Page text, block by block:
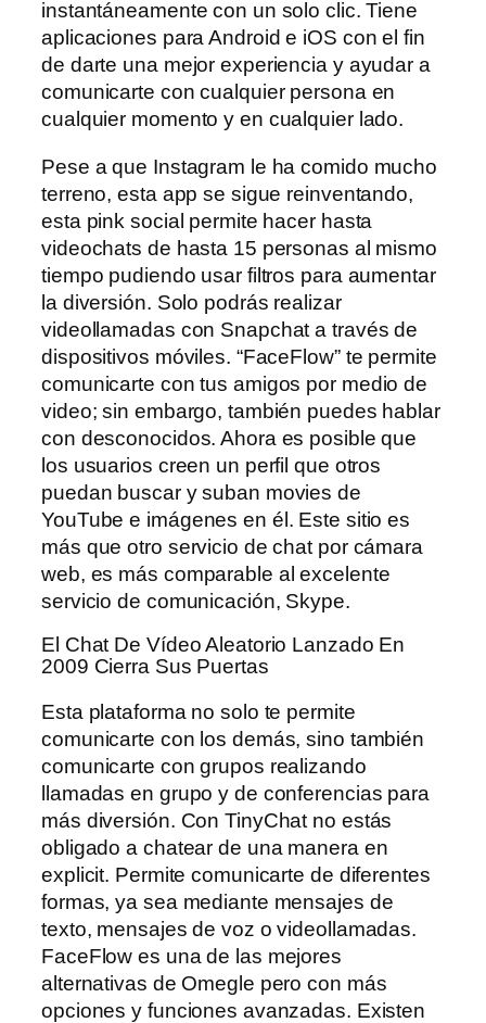
instantáneamente con un solo clic. Tiene
aplicaciones para Android e iOS con el fin
de darte una mejor experiencia y ayudar a
comunicarte con cualquier persona en
cualquier momento y en cualquier lado.
Pese a que Instagram le ha comido mucho
terreno, esta app se sigue reinventando,
esta pink social permite hacer hasta
videochats de hasta 15 personas al mismo
tiempo pudiendo usar filtros para aumentar
la diversión. Solo podrás realizar
videollamadas con Snapchat a través de
dispositivos móviles. “FaceFlow” te permite
comunicarte con tus amigos por medio de
video; sin embargo, también puedes hablar
con desconocidos. Ahora es posible que
los usuarios creen un perfil que otros
puedan buscar y suban movies de
YouTube e imágenes en él. Este sitio es
más que otro servicio de chat por cámara
web, es más comparable al excelente
servicio de comunicación, Skype.
El Chat De Vídeo Aleatorio Lanzado En
2009 Cierra Sus Puertas
Esta plataforma no solo te permite
comunicarte con los demás, sino también
comunicarte con grupos realizando
llamadas en grupo y de conferencias para
más diversión. Con TinyChat no estás
obligado a chatear de una manera en
explicit. Permite comunicarte de diferentes
formas, ya sea mediante mensajes de
texto, mensajes de voz o videollamadas.
FaceFlow es una de las mejores
alternativas de Omegle pero con más
opciones y funciones avanzadas. Existen